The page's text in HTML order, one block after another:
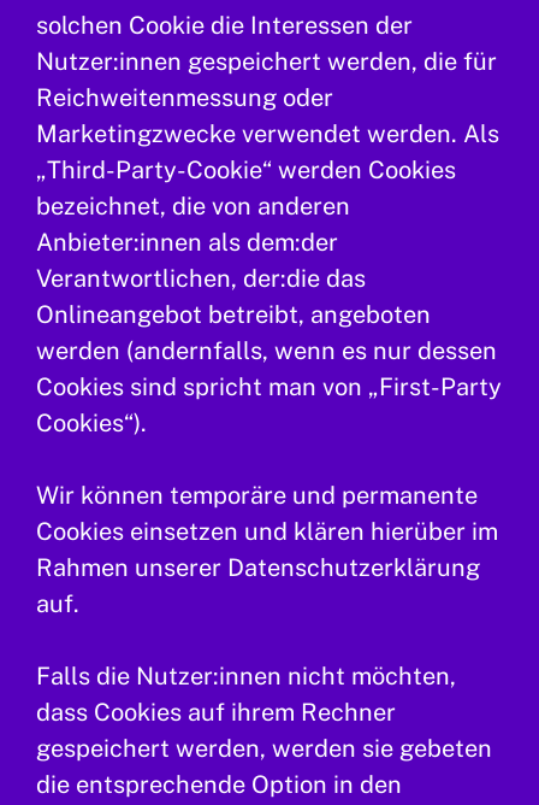
solchen Cookie die Interessen der
Nutzer:innen gespeichert werden, die für
Reichweitenmessung oder
Marketingzwecke verwendet werden. Als
„Third-Party-Cookie“ werden Cookies
bezeichnet, die von anderen
Anbieter:innen als dem:der
Verantwortlichen, der:die das
Onlineangebot betreibt, angeboten
werden (andernfalls, wenn es nur dessen
Cookies sind spricht man von „First-Party
Cookies“).
Wir können temporäre und permanente
Cookies einsetzen und klären hierüber im
Rahmen unserer Datenschutzerklärung
auf.
Falls die Nutzer:innen nicht möchten,
dass Cookies auf ihrem Rechner
gespeichert werden, werden sie gebeten
die entsprechende Option in den